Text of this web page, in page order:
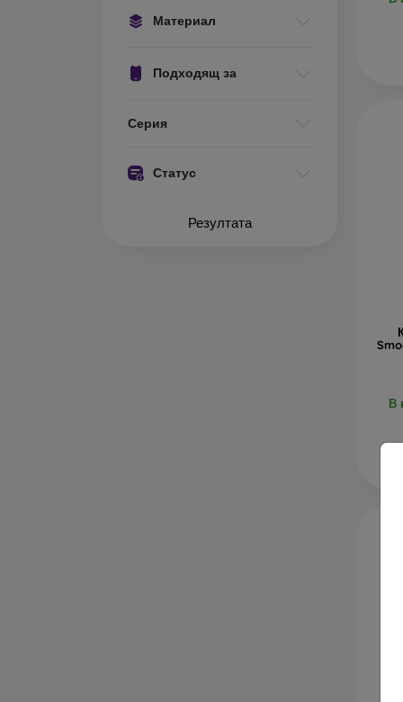
Материал
Подходящ за
Серия
Статус
Резултата
В